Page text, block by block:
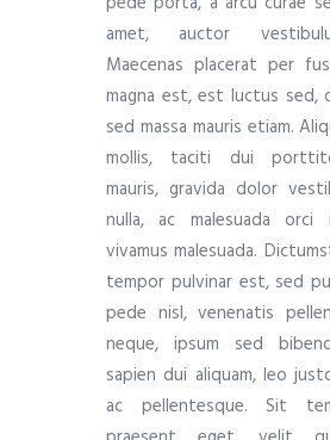
amet, auctor
Maecenas placerat per
magna est, est luctus sed,
sed massa mauris etiam.
mollis, taciti dui
mauris, gravida dolor
nulla, ac malesuada orci
vivamus malesuada.
tempor pulvinar est, sed
pede nisl, venenatis
neque, ipsum sed
sapien dui aliquam, leo
ac pellentesque. Sit